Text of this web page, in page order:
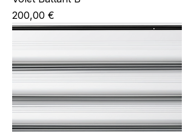
Prix
200,00 €